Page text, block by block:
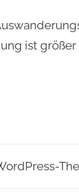
ist